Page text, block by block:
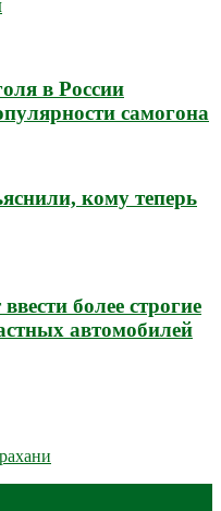
в России
самогона
кому теперь
более строгие
автомобилей